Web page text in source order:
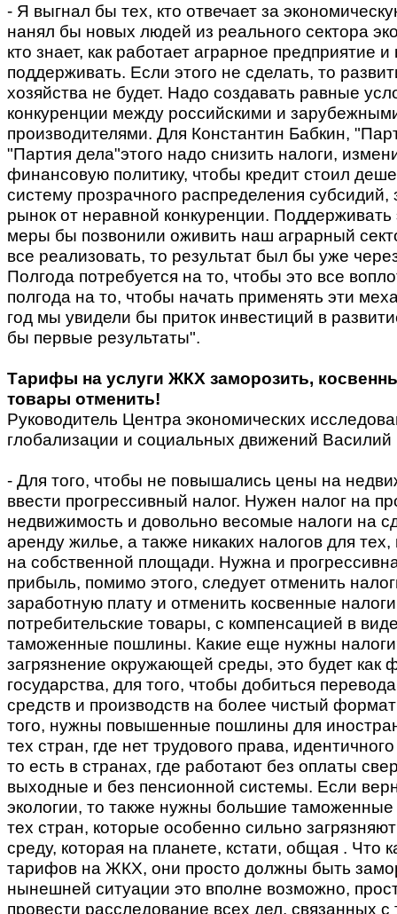
- Я выгнал бы тех, кто отвечает за
нанял бы новых людей из реального сектора
кто знает, как работает аграрное предприятие и
поддерживать. Если этого не сделать, то
хозяйства не будет. Надо создавать равные
конкуренции между российскими и
производителями. Для Константин Бабкин,
"Партия дела"этого надо снизить налоги,
финансовую политику, чтобы кредит стоил
систему прозрачного распределения
рынок от неравной конкуренции. Поддерживать
меры бы позвонили оживить наш аграрный
все реализовать, то результат был бы уже
Полгода потребуется на то, чтобы это все
полгода на то, чтобы начать применять эти
год мы увидели бы приток инвестиций в
бы первые результаты".
Тарифы на услуги ЖКХ заморозить,
товары отменить!
Руководитель Центра экономических
глобализации и социальных движений
- Для того, чтобы не повышались цены на
ввести прогрессивный налог. Нужен налог на
недвижимость и довольно весомые налоги на
аренду жилье, а также никаких налогов для тех,
на собственной площади. Нужна и
прибыль, помимо этого, следует отменить
заработную плату и отменить косвенные
потребительские товары, с компенсацией в
таможенные пошлины. Какие еще нужны
загрязнение окружающей среды, это будет как
государства, для того, чтобы добиться
средств и производств на более чистый
того, нужны повышенные пошлины для
тех стран, где нет трудового права,
то есть в странах, где работают без оплаты
выходные и без пенсионной системы. Если
экологии, то также нужны большие
тех стран, которые особенно сильно
среду, которая на планете, кстати, общая . Что
тарифов на ЖКХ, они просто должны быть
нынешней ситуации это вполне возможно,
провести расследование всех дел, связанных